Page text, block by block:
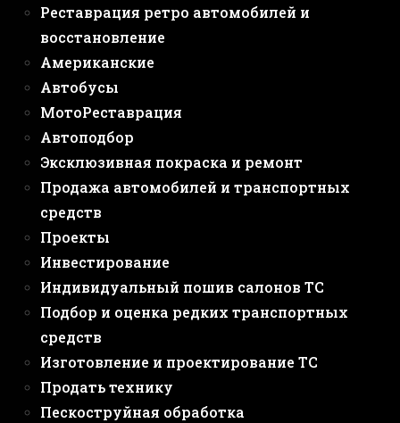
Реставрация ретро автомобилей и
восстановление
Американские
Автобусы
МотоРеставрация
Автоподбор
Эксклюзивная покраска и ремонт
Продажа автомобилей и транспортных
средств
Проекты
Инвестирование
Индивидуальный пошив салонов ТС
Подбор и оценка редких транспортных
средств
Изготовление и проектирование ТС
Продать технику
Пескоструйная обработка